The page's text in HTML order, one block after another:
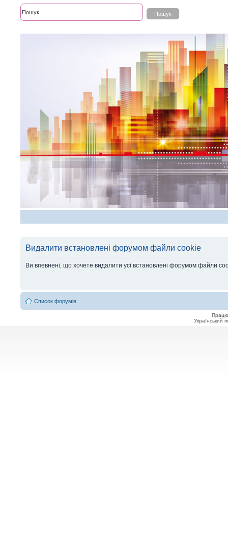
Видалити встановлені форумом файли cookie
Ви впевнені, що хочете видалити усі встановлені форумом файли
Список форумів
Український